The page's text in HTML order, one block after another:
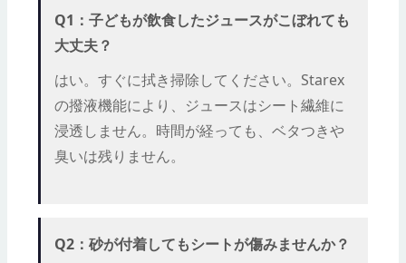
Q1：子どもが飲食したジュースがこぼれても
大丈夫？
はい。すぐに拭き掃除してください。Starex
の撥液機能により、ジュースはシート繊維に
浸透しません。時間が経っても、ベタつきや
臭いは残りません。
Q2：砂が付着してもシートが傷みませんか？